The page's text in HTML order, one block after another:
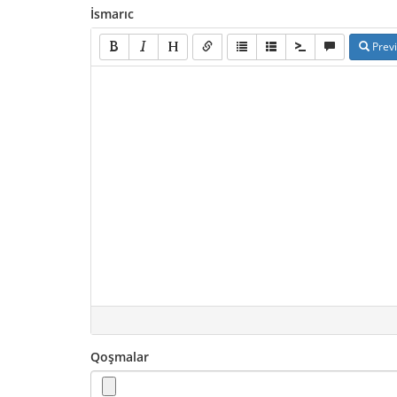
İsmarıc
Qoşmalar